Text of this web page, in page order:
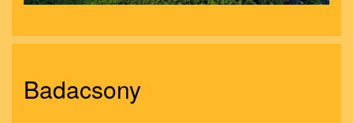
Badacsony